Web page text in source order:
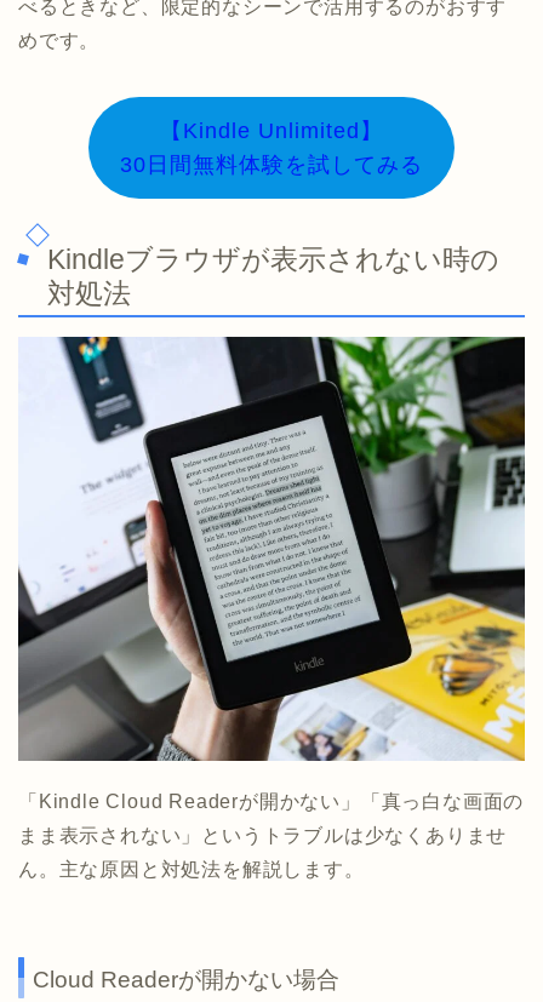
べるときなど、限定的なシーンで活用するのがおすす
めです。
【Kindle Unlimited】
30日間無料体験を試してみる
Kindleブラウザが表示されない時の
対処法
「Kindle Cloud Readerが開かない」「真っ白な画面の
まま表示されない」というトラブルは少なくありませ
ん。主な原因と対処法を解説します。
Cloud Readerが開かない場合